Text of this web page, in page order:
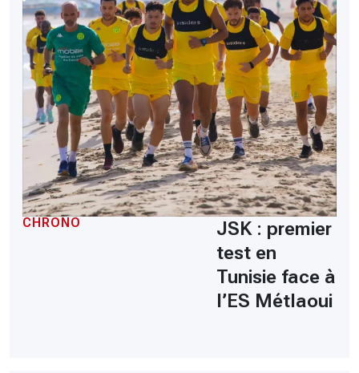
CHRONO
JSK : premier
test en
Tunisie face à
l’ES Métlaoui